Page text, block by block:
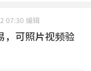
07:30 编辑
，可照片视频验